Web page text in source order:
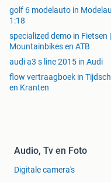
golf 6 modelauto in
1:18
specialized demo in Fietsen |
Mountainbikes en ATB
audi a3 s line 2015 in Audi
flow vertraagboek in
en Kranten
Audio, Tv en Foto
Digitale camera's